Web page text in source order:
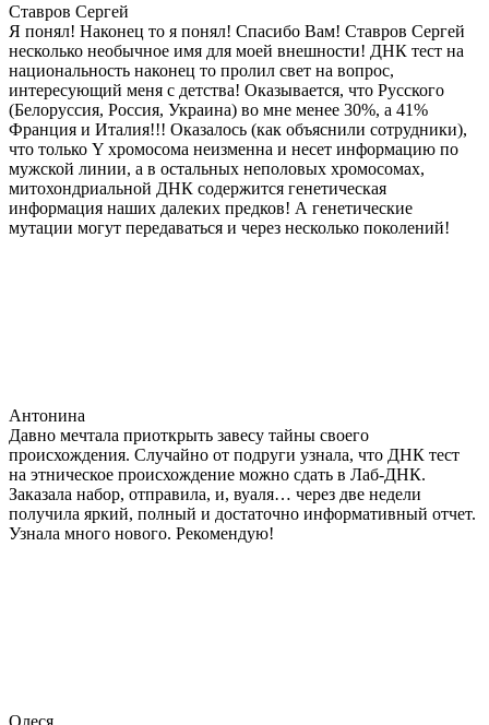
Ставров Сергей
Я понял! Наконец то я понял! Спасибо Вам! Ставров Сергей
несколько необычное имя для моей внешности! ДНК тест на
национальность наконец то пролил свет на вопрос,
интересующий меня с детства! Оказывается, что Русского
(Белоруссия, Россия, Украина) во мне менее 30%, а 41%
Франция и Италия!!! Оказалось (как объяснили сотрудники),
что только Y хромосома неизменна и несет информацию по
мужской линии, а в остальных неполовых хромосомах,
митохондриальной ДНК содержится генетическая
информация наших далеких предков! А генетические
мутации могут передаваться и через несколько поколений!
Антонина
Давно мечтала приоткрыть завесу тайны своего
происхождения. Случайно от подруги узнала, что ДНК тест
на этническое происхождение можно сдать в Лаб-ДНК.
Заказала набор, отправила, и, вуаля… через две недели
получила яркий, полный и достаточно информативный отчет.
Узнала много нового. Рекомендую!
Олеся